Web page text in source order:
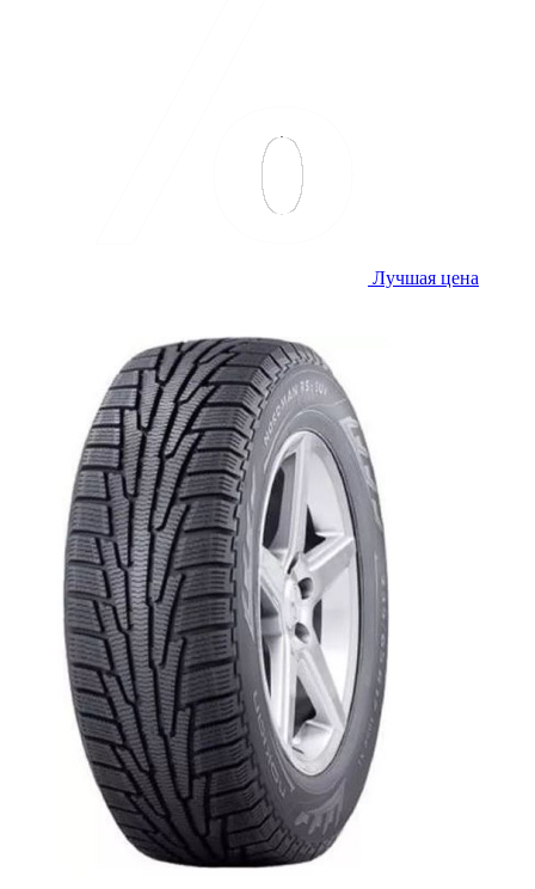
Лучшая цена